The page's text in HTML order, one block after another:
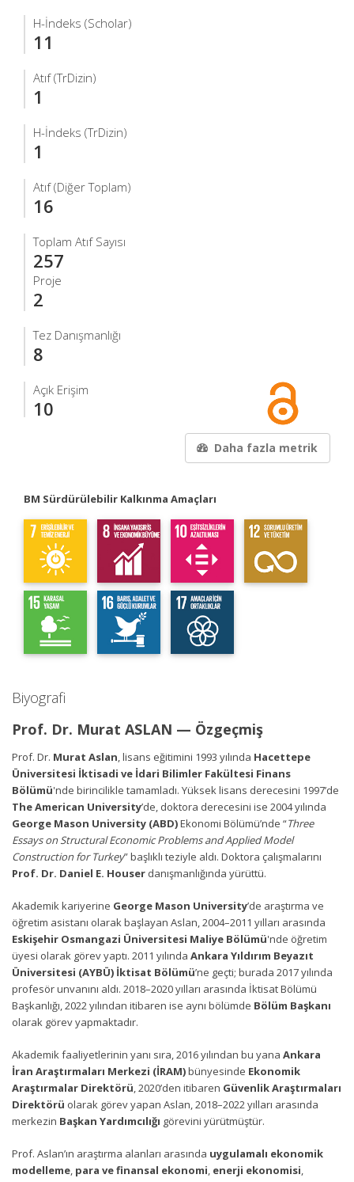
H-İndeks (Scholar)
11
Atıf (TrDizin)
1
H-İndeks (TrDizin)
1
Atıf (Diğer Toplam)
16
Toplam Atıf Sayısı
257
Proje
2
Tez Danışmanlığı
8
Açık Erişim
10
Daha fazla metrik
BM Sürdürülebilir Kalkınma Amaçları
Biyografi
Prof. Dr. Murat ASLAN — Özgeçmiş
Prof. Dr. Murat Aslan, lisans eğitimini 1993 yılında Hacettepe
Üniversitesi İktisadi ve İdari Bilimler Fakültesi Finans
Bölümü'nde birincilikle tamamladı. Yüksek lisans derecesini 1997’de
The American University’de, doktora derecesini ise 2004 yılında
George Mason University (ABD)Ekonomi Bölümü’nde “Three
Essays on Structural Economic Problems and Applied Model
Construction for Turkey” başlıklı teziyle aldı. Doktora çalışmalarını
Prof. Dr. Daniel E. Houser danışmanlığında yürüttü.
Akademik kariyerine George Mason University’de araştırma ve
öğretim asistanı olarak başlayan Aslan, 2004–2011 yılları arasında
Eskişehir Osmangazi Üniversitesi Maliye Bölümü'nde öğretim
üyesi olarak görev yaptı. 2011 yılında Ankara Yıldırım Beyazıt
Üniversitesi (AYBÜ) İktisat Bölümü’ne geçti; burada 2017 yılında
profesör unvanını aldı. 2018–2020 yılları arasında İktisat Bölümü
Başkanlığı, 2022 yılından itibaren ise aynı bölümde Bölüm Başkanı
olarak görev yapmaktadır.
Akademik faaliyetlerinin yanı sıra, 2016 yılından bu yana Ankara
İran Araştırmaları Merkezi (İRAM)bünyesinde Ekonomik
Araştırmalar Direktörü, 2020’den itibaren Güvenlik Araştırmaları
Direktörü olarak görev yapan Aslan, 2018–2022 yılları arasında
merkezin Başkan Yardımcılığı görevini yürütmüştür.
Prof. Aslan’ın araştırma alanları arasında uygulamalı ekonomik
modelleme, para ve finansal ekonomi, enerji ekonomisi,